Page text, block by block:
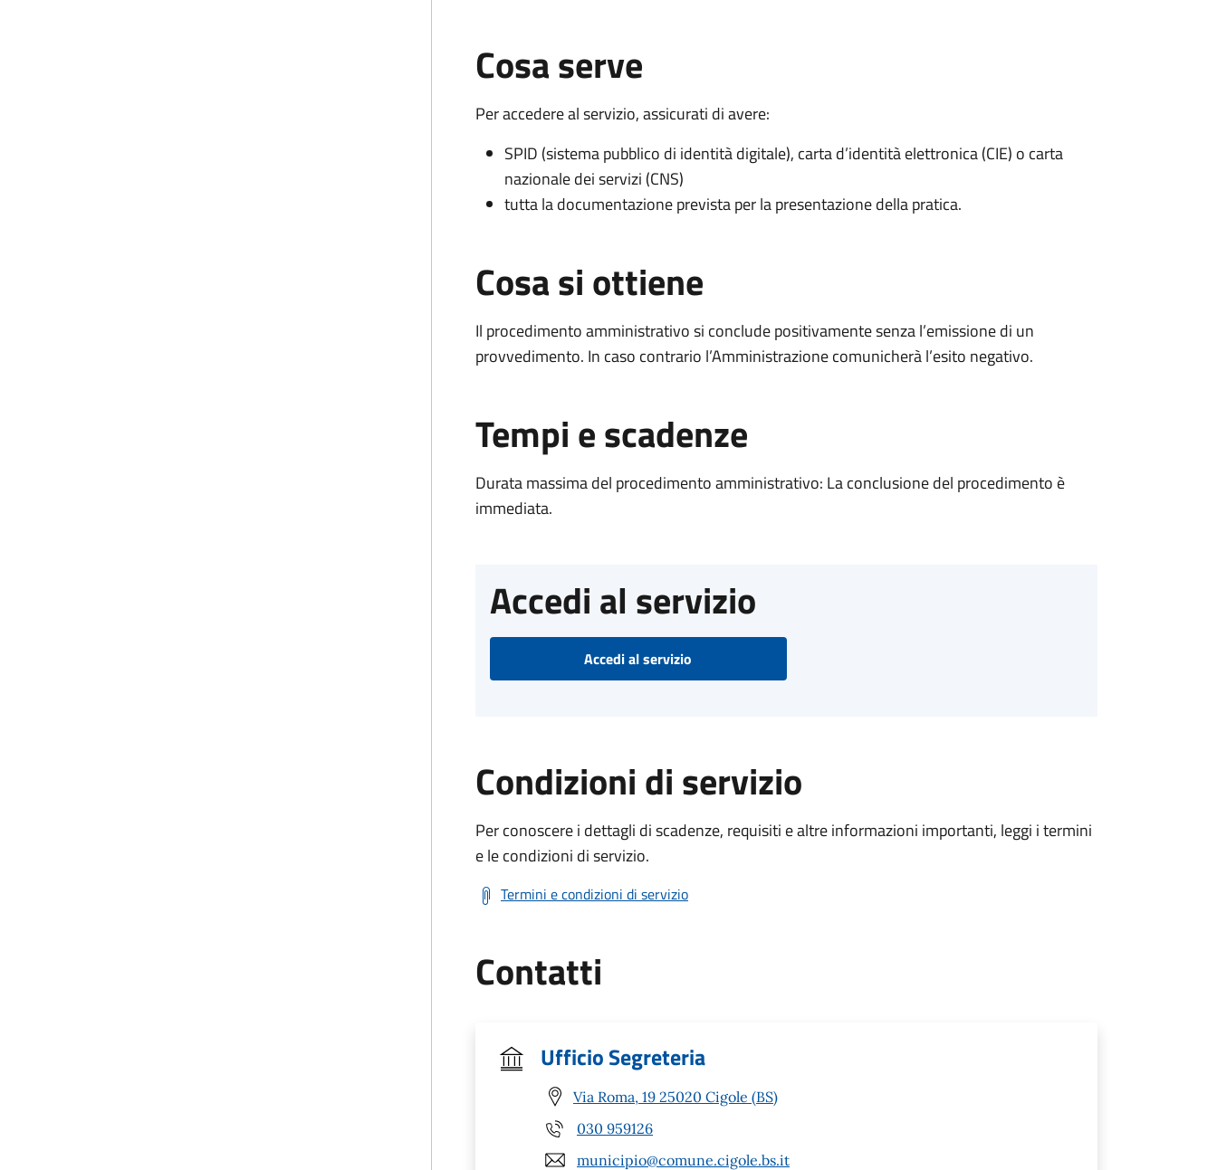
Cosa serve
Per accedere al servizio, assicurati di avere:
SPID (sistema pubblico di identità digitale), carta d’identità elettronica (CIE) o carta
nazionale dei servizi (CNS)
tutta la documentazione prevista per la presentazione della pratica.
Cosa si ottiene
Il procedimento amministrativo si conclude positivamente senza l’emissione di un
provvedimento. In caso contrario l’Amministrazione comunicherà l’esito negativo.
Tempi e scadenze
Durata massima del procedimento amministrativo: La conclusione del procedimento è
immediata.
Accedi al servizio
Accedi al servizio
Condizioni di servizio
Per conoscere i dettagli di scadenze, requisiti e altre informazioni importanti, leggi i termini
e le condizioni di servizio.
Termini e condizioni di servizio
Contatti
Ufficio Segreteria
Via Roma, 19 25020 Cigole (BS)
030 959126
municipio@comune.cigole.bs.it